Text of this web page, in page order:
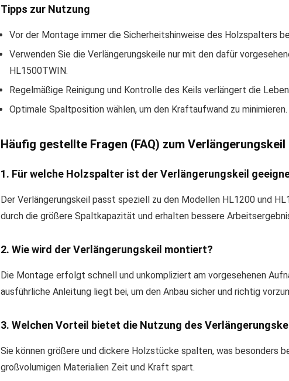
Tipps zur Nutzung
Vor der Montage immer die Sicherheitshinweise des Holzspalters
Verwenden Sie die Verlängerungskeile nur mit den dafür
HL1500TWIN.
Regelmäßige Reinigung und Kontrolle des Keils verlängert die
Optimale Spaltposition wählen, um den Kraftaufwand zu minimieren.
Häufig gestellte Fragen (FAQ) zum Verlängerungskeil
1. Für welche Holzspalter ist der Verlängerungskeil
Der Verlängerungskeil passt speziell zu den Modellen HL1200 und
durch die größere Spaltkapazität und erhalten bessere
2. Wie wird der Verlängerungskeil montiert?
Die Montage erfolgt schnell und unkompliziert am vorgesehenen
ausführliche Anleitung liegt bei, um den Anbau sicher und richtig
3. Welchen Vorteil bietet die Nutzung des
Sie können größere und dickere Holzstücke spalten, was besonders
großvolumigen Materialien Zeit und Kraft spart.